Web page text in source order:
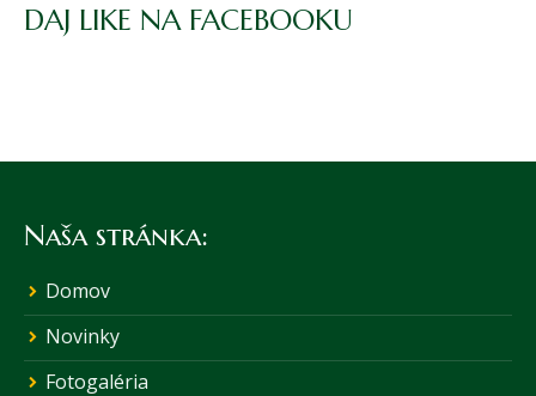
DAJ LIKE NA FACEBOOKU
Naša stránka:
Domov
Novinky
Fotogaléria